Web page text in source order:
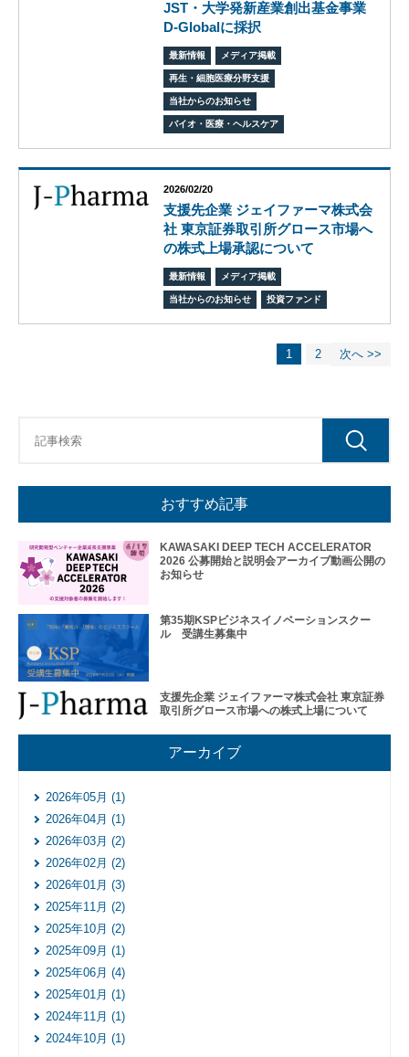
ファ
グ
ネス
ンス
クー
ル
アク
セラ
レー
ショ
ンプ
ログ
ラム
の
ハ
ズ
オ
ン
支
再
細胞
医療
産業
化支
JST・大学発新産業創出基金事業
D-Globalに採択
最新情報 メディア掲載
再生・細胞医療分野支援
当社からのお知らせ
バイオ・医療・ヘルスケア
2026/02/20
支援先企業 ジェイファーマ株式会
社 東京証券取引所グロース市場へ
の株式上場承認について
最新情報 メディア掲載
当社からのお知らせ 投資ファンド
1 2 次へ >>
おすすめ記事
KAWASAKI DEEP TECH ACCELERATOR
2026 公募開始と説明会アーカイブ動画公開の
お知らせ
第35期KSPビジネスイノベーションスクー
ル 受講生募集中
支援先企業 ジェイファーマ株式会社 東京証券
取引所グロース市場への株式上場について
アーカイブ
2026年05月 (1)
2026年04月 (1)
2026年03月 (2)
2026年02月 (2)
2026年01月 (3)
2025年11月 (2)
2025年10月 (2)
2025年09月 (1)
2025年06月 (4)
2025年01月 (1)
2024年11月 (1)
2024年10月 (1)